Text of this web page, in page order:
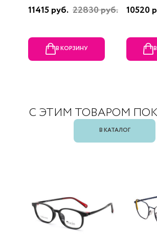
11415 руб. 22830 руб.
В КОРЗИНУ
10520
С ЭТИМ ТОВАРОМ
В КАТАЛОГ